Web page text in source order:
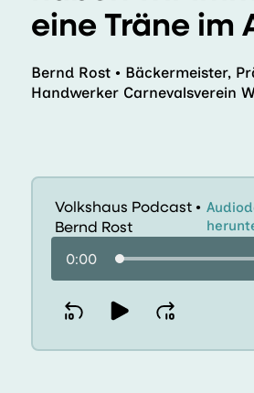
eine Träne im
Bernd Rost ● Bäckermeister,
Handwerker Carnevalsverein
Volkshaus Podcast ●
Bernd Rost